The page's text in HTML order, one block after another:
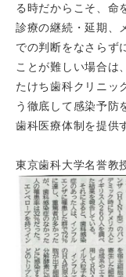
る時だからこそ、命
診療の継続・延期、
での判断をなさらず
ことが難しい場合は
たけち歯科クリニッ
う徹底して感染予防
歯科医療体制を提供
東京歯科大学名誉教